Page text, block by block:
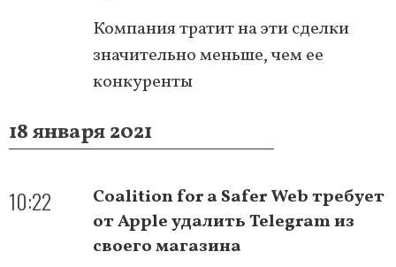
Компания тратит на эти сделки
значительно меньше, чем ее
конкуренты
18 января 2021
10:22
Coalition for a Safer Web требует
от Apple удалить Telegram из
своего магазина